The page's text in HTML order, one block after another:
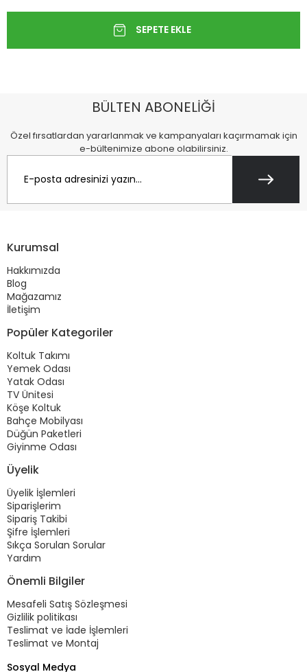
BÜLTEN ABONELİĞİ
Özel fırsatlardan yararlanmak ve kampanyaları kaçırmamak için
e-bültenimize abone olabilirsiniz.
Kurumsal
Hakkımızda
Blog
Mağazamız
İletişim
Popüler Kategoriler
Koltuk Takımı
Yemek Odası
Yatak Odası
TV Ünitesi
Köşe Koltuk
Bahçe Mobilyası
Düğün Paketleri
Giyinme Odası
Üyelik
Üyelik İşlemleri
Siparişlerim
Sipariş Takibi
Şifre İşlemleri
Sıkça Sorulan Sorular
Yardım
Önemli Bilgiler
Mesafeli Satış Sözleşmesi
Gizlilik politikası
Teslimat ve İade İşlemleri
Teslimat ve Montaj
Sosyal Medya